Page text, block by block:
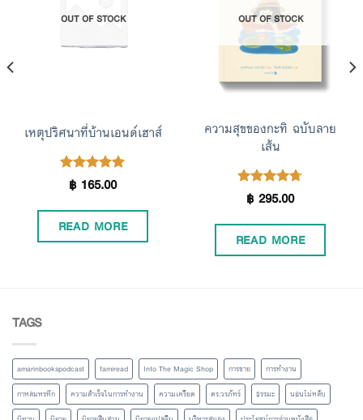
OUT OF STOCK
เหตุปริศนาที่บ้านเอนด์เฮาส์
Rated5.00
฿165.00
READ MORE
OUT OF STOCK
ความสุขของกะทิ ฉบับลาย
เส้น
Rated4.67
฿295.00
READ MORE
TAGS
amarinbookspodcast famiread Into The Magic Shop การขาย
การทำงาน
กาหลมหรทึก
ความสำเร็จในการทำงาน ความเครียด ดร.วรภัทร์ ธรรมะ
นอนไม่หลับ